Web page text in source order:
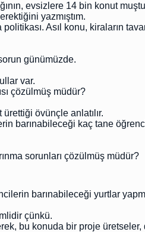
evsizlere 14 bin konut
yazmıştım.
Asıl konu, kiraların
günümüzde.
var.
çözülmüş müdür?
övünçle anlatılır.
barınabileceği kaç tane
sorunları çözülmüş müdür?
barınabileceği yurtlar
çünkü.
bu konuda bir proje üretseler,